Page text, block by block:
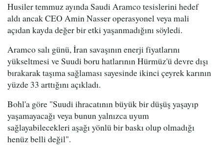
Husiler temmuz ayında Saudi Aramco tesislerini hedef
aldı ancak CEO Amin Nasser operasyonel veya mali
açıdan kayda değer bir etki yaşanmadığını söyledi.
Aramco salı günü, İran savaşının enerji fiyatlarını
yükseltmesi ve Suudi boru hatlarının Hürmüz'ü devre dışı
bırakarak taşıma sağlaması sayesinde ikinci çeyrek karının
yüzde 33 arttığını açıkladı.
Bohl'a göre "Suudi ihracatının büyük bir düşüş yaşayıp
yaşamayacağı veya bunun yalnızca uyum
sağlayabilecekleri aşağı yönlü bir baskı olup olmadığı
henüz belli değil".